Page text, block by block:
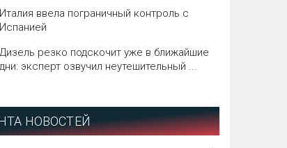
Италия ввела пограничный контроль с
Испанией
Дизель резко подскочит уже в ближайшие
дни: эксперт озвучил неутешительный ...
НОВОСТЕЙ